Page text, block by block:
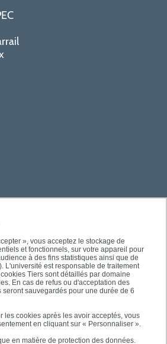
», vous acceptez le stockage de
et fonctionnels, sur votre appareil pour
à des fins statistiques ainsi que de
L'université est responsable de traitement
Tiers sont détaillés par domaine
En cas de refus ou d'acceptation des
seront sauvegardés pour une durée de 6
les cookies après les avoir acceptés, vous
en cliquant sur « Personnaliser ».
en matière de protection des données.